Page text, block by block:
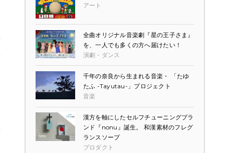
アート
全曲オリジナル音楽劇『星の王子さま』
を、一人でも多くの方へ届けたい！
演劇・ダンス
千年の奈良から生まれる音楽・ 「たゆ
たふ -Tayutau-」プロジェクト
音楽
漢方を軸にしたセルフチューニングブラ
ンド『nonu』誕生。 和漢素材のフレグ
ランスソープ
プロダクト